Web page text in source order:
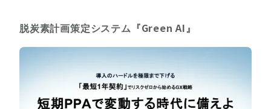
脱炭素計画策定システム『Green AI』